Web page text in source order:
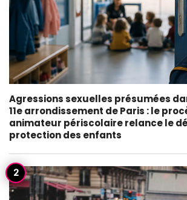
Agressions sexuelles présumées
11e arrondissement de Paris : le
animateur périscolaire relance le
protection des enfants